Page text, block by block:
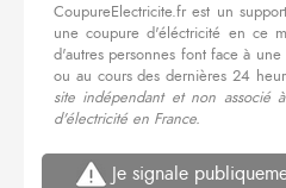
CoupureElectricite.fr est un
une coupure d'éléctricité en ce
d'autres personnes font face à
ou au cours des dernières 24
site indépendant et non associé
d'électricité en France.
Je signale